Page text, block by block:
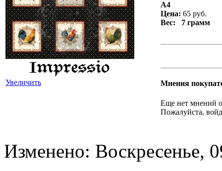
Увеличить
А4
Цена: 65 руб.
Вес: 7 грамм
Мнения
Еще нет мнений
Пожалуйста,
Изменено: Воскресенье,